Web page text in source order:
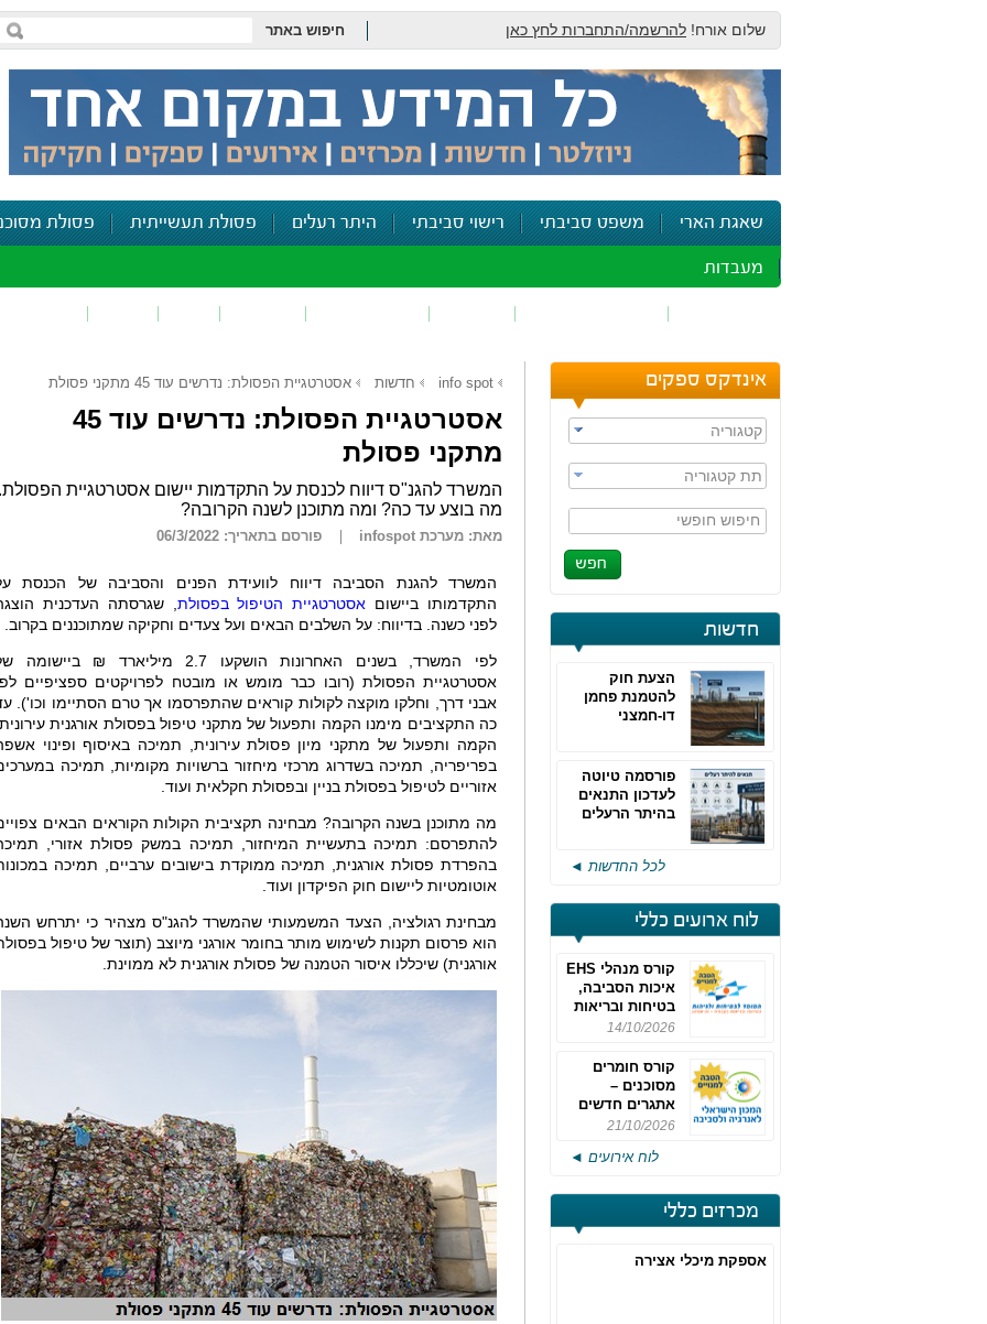
שלום אורח! להרשמה/התחברות לחץ כאן חיפוש באתר
שאגת הארי משפט סביבתי רישוי סביבתי היתר רעלים פסולת תעשייתית פסולת
מעבדות
אינדקס ספקים
קטגוריה
תת קטגוריה
חיפוש חופשי
חדשות
הצעת חוק
להטמנת פחמן
דו-חמצני
פורסמה טיוטה
לעדכון התנאים
בהיתר הרעלים
לכל החדשות ◄
לוח ארועים כללי
קורס מנהלי EHS
איכות הסביבה,
בטיחות ובריאות
תעסוקתית
14/10/2026
קורס חומרים
מסוכנים –
אתגרים חדשים
והערכות לחוק
מחזור 4
21/10/2026
לוח אירועים ◄
מכרזים כללי
אספקת מיכלי אצירה
info spot חדשות אסטרטגיית הפסולת: נדרשים עוד 45 מתקני פסולת
אסטרטגיית הפסולת: נדרשים עוד 45
מתקני פסולת
המשרד להגנ"ס דיווח לכנסת על התקדמות יישום אסטרטגיית
מה בוצע עד כה? ומה מתוכנן לשנה הקרובה?
מאת: מערכת infospot פורסם בתאריך: 06/3/2022
המשרד להגנת הסביבה דיווח לוועידת הפנים והסביבה של הכנסת
התקדמותו ביישום אסטרטגיית הטיפול בפסולת , שגרסתה העדכנית
לפני כשנה. בדיווח: על השלבים הבאים ועל צעדים וחקיקה שמתוכננים בקרוב.
לפי המשרד, בשנים האחרונות הושקעו 2.7 מיליארד ₪ ביישומה
אסטרטגיית הפסולת (רובו כבר מומש או מובטח לפרויקטים ספציפיים
אבני דרך, וחלקו מוקצה לקולות קוראים שהתפרסמו אך טרם הסתיימו וכו').
כה התקציבים מימנו הקמה ותפעול של מתקני טיפול בפסולת אורגנית
הקמה ותפעול של מתקני מיון פסולת עירונית, תמיכה באיסוף ופינוי
בפריפריה, תמיכה בשדרוג מרכזי מיחזור ברשויות מקומיות, תמיכה
אזוריים לטיפול בפסולת בניין ובפסולת חקלאית ועוד.
מה מתוכנן בשנה הקרובה? מבחינה תקציבית הקולות הקוראים הבאים
להתפרסם: תמיכה בתעשיית המיחזור, תמיכה במשק פסולת אזורי,
בהפרדת פסולת אורגנית, תמיכה ממוקדת בישובים ערביים, תמיכה
אוטומטיות ליישום חוק הפיקדון ועוד.
מבחינת רגולציה, הצעד המשמעותי שהמשרד להגנ"ס מצהיר כי יתרחש
הוא פרסום תקנות לשימוש מותר בחומר אורגני מיוצב (תוצר של טיפול
אורגנית) שיכללו איסור הטמנה של פסולת אורגנית לא ממוינת.